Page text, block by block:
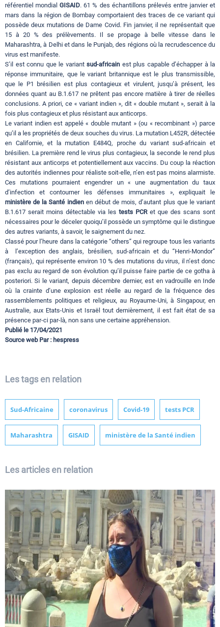
référentiel mondialGISAID. 61 % des échantillons prélevés entre janvier et
mars dans la région de Bombay comportaient des traces de ce variant qui
possède deux mutations de Dame Covid. Fin janvier, il ne représentait que
15 à 20 % des prélèvements. Il se propage à belle vitesse dans le
Maharashtra, à Delhi et dans le Punjab, des régions où la recrudescence du
virus est manifeste.
S’il est connu que le variant sud-africain est plus capable d’échapper à la
réponse immunitaire, que le variant britannique est le plus transmissible,
que le P1 brésilien est plus contagieux et virulent, jusqu’à présent, les
données quant au B.1.617 ne prêtent pas encore matière à tirer de réelles
conclusions. A priori, ce « variant indien », dit « double mutant », serait à la
fois plus contagieux et plus résistant aux anticorps.
Le variant indien est appelé « double mutant » (ou « recombinant ») parce
qu’il a les propriétés de deux souches du virus. La mutation L452R, détectée
en Californie, et la mutation E484Q, proche du variant sud-africain et
brésilien. La première rend le virus plus contagieux, la seconde le rend plus
résistant aux anticorps et potentiellement aux vaccins. Du coup la réaction
des autorités indiennes pour réaliste soit-elle, n’en est pas moins alarmiste.
Ces mutations pourraient engendrer un « une augmentation du taux
d’infection et contourner les défenses immunitaires », expliquait le
ministère de la Santé indienen début de mois, d’autant plus que le variant
B.1.617 serait moins détectable via les tests PCRet que des scans sont
nécessaires pour le déceler quoiqu’il possède un symptôme qui le distingue
des autres variants, à savoir, le saignement du nez.
Classé pour l’heure dans la catégorie “others” qui regroupe tous les variants
à l’exception des anglais, brésilien, sud-africain et du “Henri-Mondor”
(français), qui représente environ 10 % des mutations du virus, il n’est donc
pas exclu au regard de son évolution qu’il puisse faire partie de ce gotha à
posteriori. Si le variant, depuis décembre dernier, est en vadrouille en Inde
où la crainte d’une explosion est réelle au regard de la fréquence des
rassemblements politiques et religieux, au Royaume-Uni, à Singapour, en
Australie, aux Etats-Unis et Israël tout dernièrement, il est fait état de sa
présence par-ci par-là, non sans une certaine appréhension.
Publié le 17/04/2021
Source web Par : hespress
Les tags en relation
Sud-Africaine coronavirus Covid-19 tests PCR
Maharashtra GISAID ministère de la Santé indien
Les articles en relation